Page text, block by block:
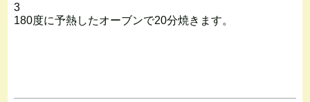
3
180度に予熱したオーブンで20分焼きます。